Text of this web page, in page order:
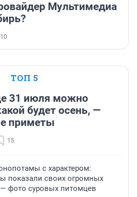
Мультимедиа
10
ТОП 5
31 июля можно
будет осень, —
приметы
15
с характером:
показали своих огромных
фото суровых питомцев